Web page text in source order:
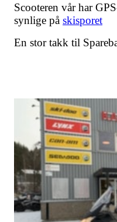
Scooteren vår har
synlige på skisporet
En stor takk til